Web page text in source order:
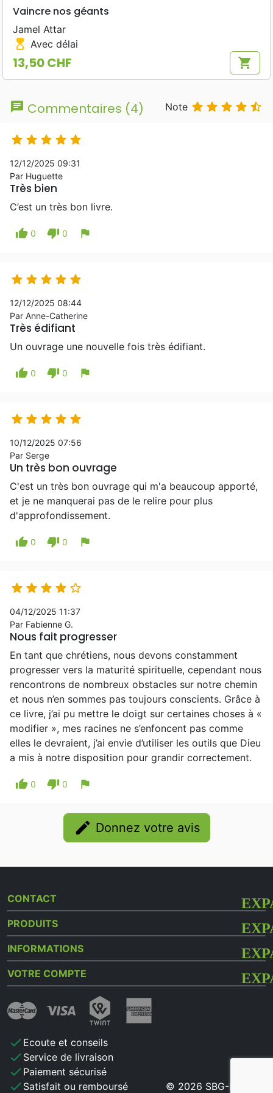
Vaincre nos géants
Jamel Attar
hourglass_top Avec délai
Prix
13,50 CHF shopping_cart
chat Commentaires (4) Note     
    
12/12/2025 09:31
Par Huguette
Très bien
C’est un très bon livre.
thumb_up 0 thumb_down 0 flag
    
12/12/2025 08:44
Par Anne-Catherine
Très édifiant
Un ouvrage une nouvelle fois très édifiant.
thumb_up 0 thumb_down 0 flag
    
10/12/2025 07:56
Par Serge
Un très bon ouvrage
C'est un très bon ouvrage qui m'a beaucoup apporté,
et je ne manquerai pas de le relire pour plus
d'approfondissement.
thumb_up 0 thumb_down 0 flag
    
04/12/2025 11:37
Par Fabienne G.
Nous fait progresser
En tant que chrétiens, nous devons constamment
progresser vers la maturité spirituelle, cependant nous
rencontrons de nombreux obstacles sur notre chemin
et nous n’en sommes pas toujours conscients. Grâce à
ce livre, j’ai pu mettre le doigt sur certaines choses à «
modifier », mes racines ne s’enfoncent pas comme
elles le devraient, j’ai envie d’utiliser les outils que Dieu
a mis à notre disposition pour grandir correctement.
thumb_up 0 thumb_down 0 flag
edit Donnez votre avis
CONTACT
PRODUITS
INFORMATIONS
VOTRE COMPTE
check Ecoute et conseils
check Service de livraison
check Paiement sécurisé
check Satisfait ou remboursé © 2026 SBG-MB